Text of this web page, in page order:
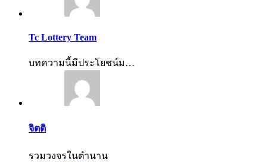
Tc Lottery Team
บทความนี้มีประโยชน์ม…
จิตติ
รวมวงจรในตำนาน